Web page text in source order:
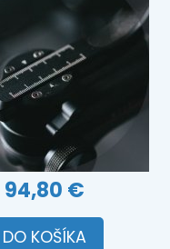
94,80 €
DO KOŠÍKA